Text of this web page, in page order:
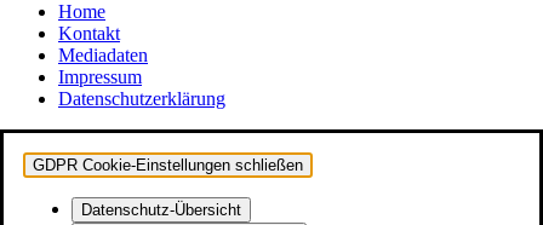
Home
Kontakt
Mediadaten
Impressum
Datenschutzerklärung
GDPR Cookie-Einstellungen schließen
Datenschutz-Übersicht